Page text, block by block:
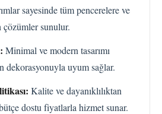
sayesinde tüm pencerelere ve
sunulur.
Minimal ve modern tasarımı
dekorasyonuyla uyum sağlar.
Kalite ve dayanıklılıktan
dostu fiyatlarla hizmet sunar.